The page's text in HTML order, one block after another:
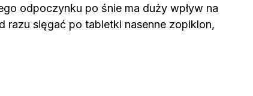
odpoczynku po śnie ma duży wpływ na
razu sięgać po tabletki nasenne zopiklon,